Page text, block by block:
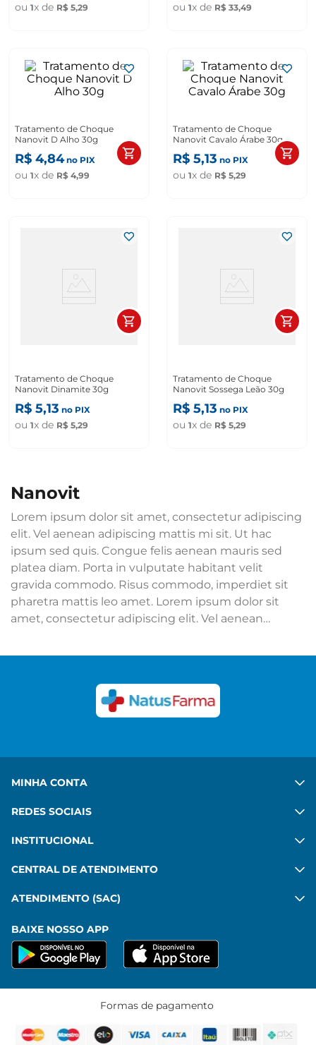
ou 1x de R$ 5,29 ou 1x de R$ 33,49
Tratamento de Choque
Nanovit D Alho 30g
R$ 4,84no PIX
ou 1x de R$ 4,99
Tratamento de Choque
Nanovit Cavalo Árabe 30g
R$ 5,13 no PIX
ou 1x de R$ 5,29
Tratamento de Choque
Nanovit Dinamite 30g
R$ 5,13 no PIX
ou 1x de R$ 5,29
Tratamento de Choque
Nanovit Sossega Leão 30g
R$ 5,13 no PIX
ou 1x de R$ 5,29
nanovit
Lorem ipsum dolor sit amet, consectetur adipiscing
elit. Vel aenean adipiscing mattis mi sit. Ut hac
ipsum sed quis. Congue felis aenean mauris sed
platea diam. Porta in vulputate habitant velit
gravida commodo. Risus commodo, imperdiet sit
pharetra mattis leo amet. Lorem ipsum dolor sit
amet, consectetur adipiscing elit. Vel aenean
Congue felis aenean mauris sed platea diam. Porta
commodo, imperdiet sit pharetra mattis leo amet.
MINHA CONTA
REDES SOCIAIS
INSTITUCIONAL
CENTRAL DE ATENDIMENTO
ATENDIMENTO (SAC)
BAIXE NOSSO APP
Formas de pagamento